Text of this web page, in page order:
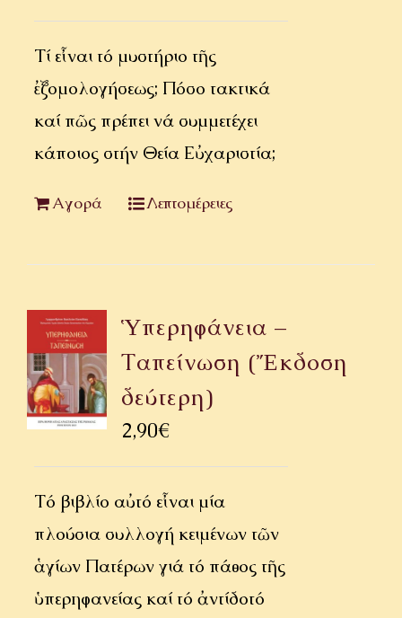
Τί εἶναι τό μυστήριο τῆς
ἐξομολογήσεως; Πόσο τακτικά
καί πῶς πρέπει νά συμμετέχει
κάποιος στήν Θεία Εὐχαριστία;
Αγορά Λεπτομέρειες
Ὑπερηφάνεια –
Ταπείνωση (Ἔκδοση
δεύτερη)
2,90€
Τό βιβλίο αὐτό εἶναι μία
πλούσια συλλογή κειμένων τῶν
ἁγίων Πατέρων γιά τό πάθος τῆς
ὑπερηφανείας καί τό ἀντίδοτό